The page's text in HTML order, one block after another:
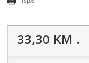
33,30 KM .